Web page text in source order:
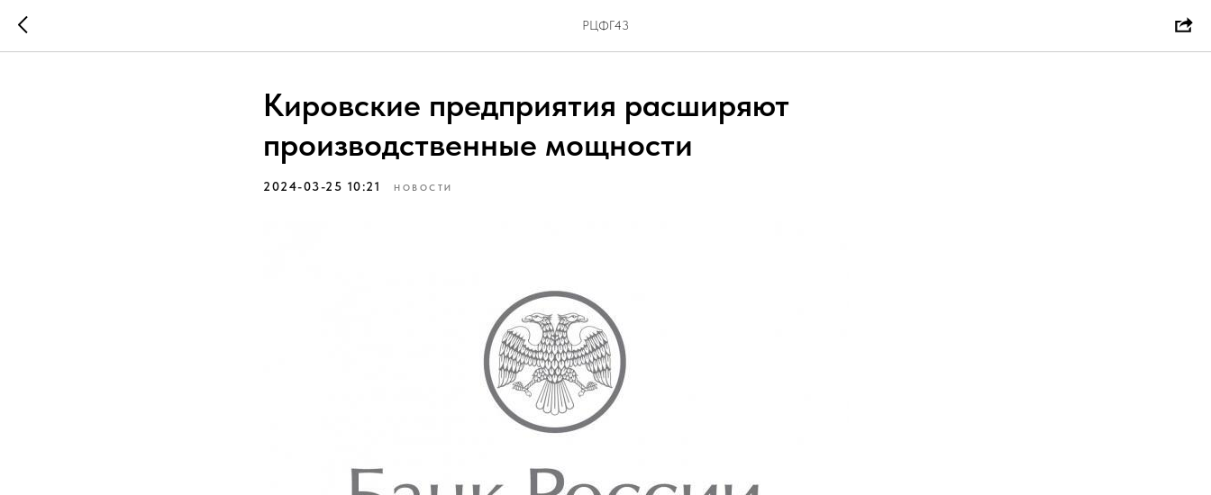
РЦФГ43
Кировские предприятия расширяют
производственные мощности
2024-03-25 10:21 НОВОСТИ